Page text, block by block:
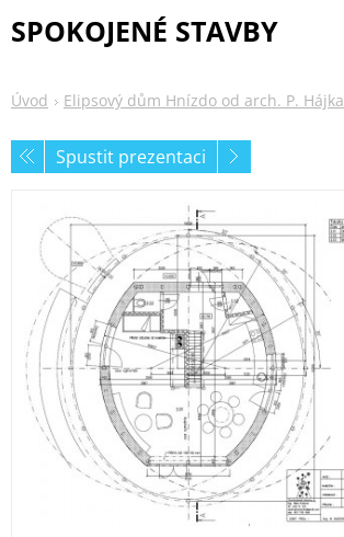
SPOKOJENÉ STAVBY
Úvod Elipsový dům Hnízdo od arch. P. Hájka
Spustit prezentaci